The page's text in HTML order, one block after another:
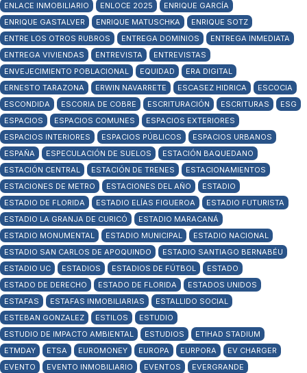
ENLACE INMOBILIARIO
ENLOCE 2025
ENRIQUE GARCÍA
ENRIQUE GASTALVER
ENRIQUE MATUSCHKA
ENRIQUE SOTZ
ENTRE LOS OTROS RUBROS
ENTREGA DOMINIOS
ENTREGA INMEDIATA
ENTREGA VIVIENDAS
ENTREVISTA
ENTREVISTAS
ENVEJECIMIENTO POBLACIONAL
EQUIDAD
ERA DIGITAL
ERNESTO TARAZONA
ERWIN NAVARRETE ESCASEZ HIDRICA
ESCOCIA
ESCONDIDA
ESCORIA DE COBRE ESCRITURACIÓN ESCRITURAS
ESG
ESPACIOS
ESPACIOS COMUNES
ESPACIOS EXTERIORES
ESPACIOS INTERIORES
ESPACIOS PÚBLICOS
ESPACIOS URBANOS
ESPAÑA
ESPECULACIÓN DE SUELOS
ESTACIÓN BAQUEDANO
ESTACIÓN CENTRAL
ESTACIÓN DE TRENES
ESTACIONAMIENTOS
ESTACIONES DE METRO
ESTACIONES DEL AÑO
ESTADIO
ESTADIO DE FLORIDA
ESTADIO ELÍAS FIGUEROA
ESTADIO FUTURISTA
ESTADIO LA GRANJA DE CURICÓ
ESTADIO MARACANÁ
ESTADIO MONUMENTAL
ESTADIO MUNICIPAL
ESTADIO NACIONAL
ESTADIO SAN CARLOS DE APOQUINDO
ESTADIO SANTIAGO BERNABÉU
ESTADIO UC
ESTADIOS ESTADIOS DE FÚTBOL
ESTADO
ESTADO DE DERECHO
ESTADO DE FLORIDA
ESTADOS UNIDOS
ESTAFAS
ESTAFAS INMOBILIARIAS
ESTALLIDO SOCIAL
ESTEBAN GONZALEZ
ESTILOS
ESTUDIO
ESTUDIO DE IMPACTO AMBIENTAL
ESTUDIOS
ETIHAD STADIUM
ETMDAY
ETSA EUROMONEY EUROPA EURPORA
EV CHARGER
EVENTO
EVENTO INMOBILIARIO EVENTOS
EVERGRANDE